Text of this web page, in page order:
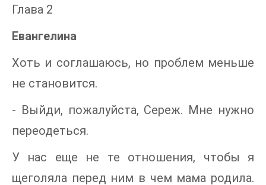
Глава 2
Евангелина
Хоть и соглашаюсь, но проблем меньше
не становится.
- Выйди, пожалуйста, Сереж. Мне нужно
переодеться.
У нас еще не те отношения, чтобы я
щеголяла перед ним в чем мама родила.